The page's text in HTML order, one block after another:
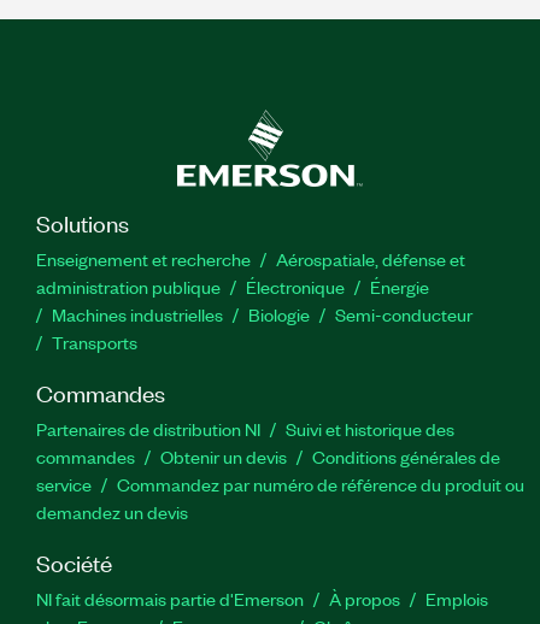
Solutions
Enseignement et recherche
Aérospatiale, défense et
administration publique
Électronique
Énergie​
Machines industrielles
Biologie
Semi-conducteur
Transports
Commandes
Partenaires de distribution NI
Suivi et historique des
commandes
Obtenir un devis
Conditions générales de
service
Commandez par numéro de référence du produit ou
demandez un devis
Société
NI fait désormais partie d'Emerson À propos
Emplois